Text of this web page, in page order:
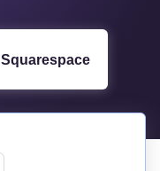
Squarespace